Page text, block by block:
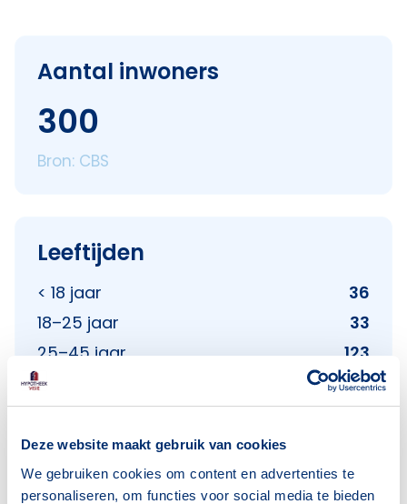
Deze website maakt gebruik van cookies
We gebruiken cookies om content en advertenties te
personaliseren, om functies voor social media te bieden
Aantal inwoners
300
Bron: CBS
Leeftijden
< 18 jaar
36
18–25 jaar
33
25–45 jaar
123
45–65 jaar
87
65+ jaar
21
Bron: CBS